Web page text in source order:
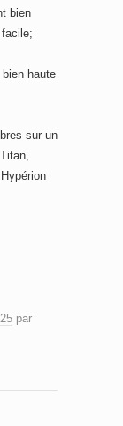
bien
haute
sur un
par